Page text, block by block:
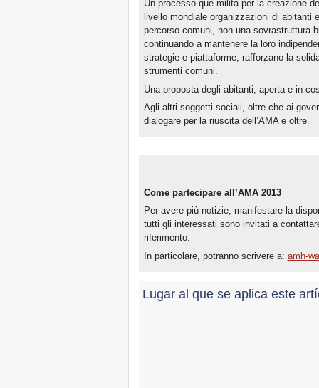
Un processo que milita per la creazione
livello mondiale organizzazioni di abitanti
percorso comuni, non una sovrastruttura
continuando a mantenere la loro
strategie e piattaforme, rafforzano la
strumenti comuni.
Una proposta degli abitanti, aperta e in
Agli altri soggetti sociali, oltre che ai
dialogare per la riuscita dell’AMA e oltre.
Come partecipare all’AMA 2013
Per avere più notizie, manifestare la
tutti gli interessati sono invitati a
riferimento.
In particolare, potranno scrivere a: amh-
Lugar al que se aplica este